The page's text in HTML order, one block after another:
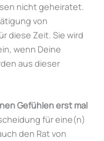
nicht geheiratet.
von
diese Zeit. Sie wird
wenn Deine
aus dieser
Gefühlen erst mal
für eine(n)
den Rat von